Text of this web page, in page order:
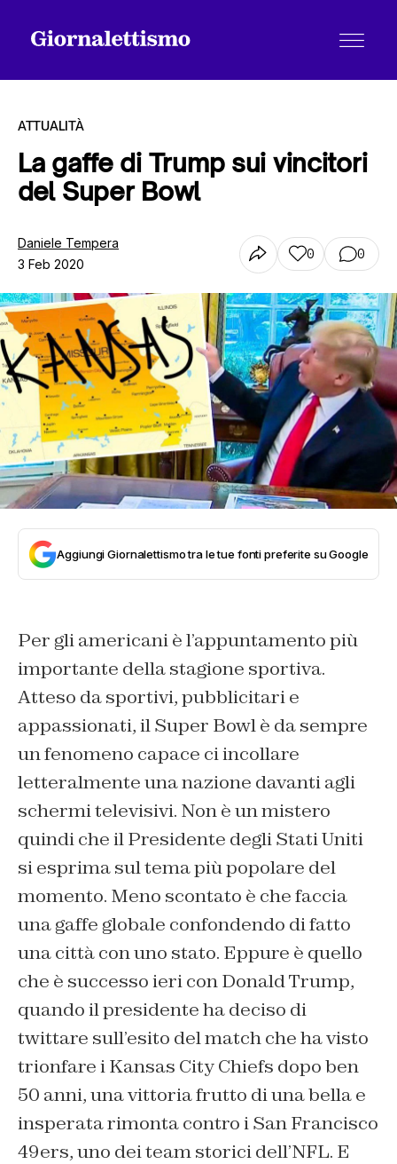
Tutti gli articoli
Chi siamo
Contatti
ATTUALITÀ
La gaffe di Trump sui vincitori
del Super Bowl
Daniele Tempera
3 Feb 2020
0 0
Aggiungi Giornalettismo tra le tue fonti preferite su Google
Per gli americani è l’appuntamento più
importante della stagione sportiva.
Atteso da sportivi, pubblicitari e
appassionati, il Super Bowl è da sempre
un fenomeno capace ci incollare
letteralmente una nazione davanti agli
schermi televisivi. Non è un mistero
quindi che il Presidente degli Stati Uniti
si esprima sul tema più popolare del
momento. Meno scontato è che faccia
una gaffe globale confondendo di fatto
una città con uno stato. Eppure è quello
che è successo ieri con Donald Trump,
quando il presidente ha deciso di
twittare sull’esito del match che ha visto
trionfare i Kansas City Chiefs dopo ben
50 anni, una vittoria frutto di una bella e
insperata rimonta contro i San Francisco
49ers, uno dei team storici dell’NFL. E